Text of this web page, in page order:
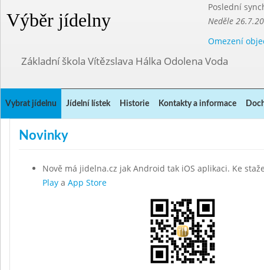
Výběr jídelny
Poslední
Neděle
Omezení
Základní škola Vítězslava Hálka Odolena Voda
Vybrat jídelnu Jídelní lístek Historie Kontakty a informace
Novinky
Nově má jidelna.cz jak Android tak iOS aplikaci. Ke
Play a App Store